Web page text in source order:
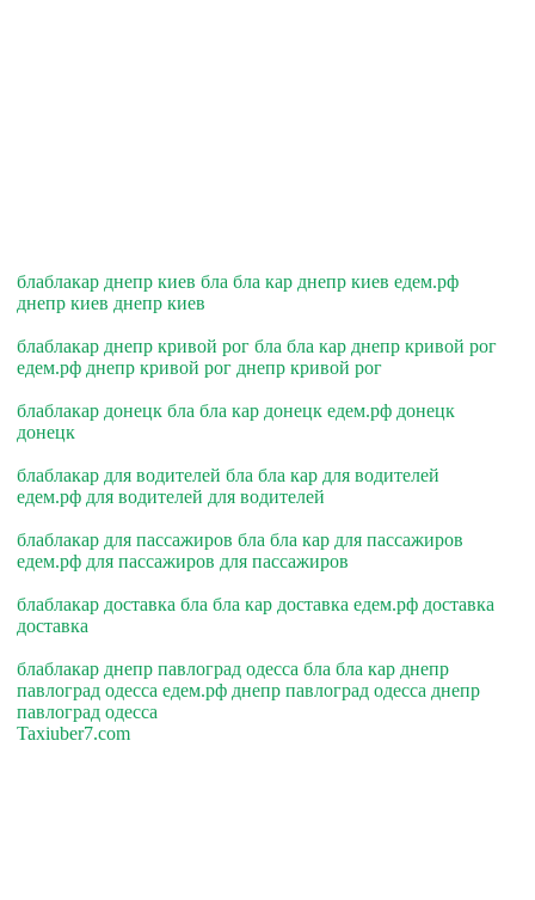
блаблакар днепр киев бла бла кар днепр киев едем.рф
днепр киев днепр киев
блаблакар днепр кривой рог бла бла кар днепр кривой рог
едем.рф днепр кривой рог днепр кривой рог
блаблакар донецк бла бла кар донецк едем.рф донецк
донецк
блаблакар для водителей бла бла кар для водителей
едем.рф для водителей для водителей
блаблакар для пассажиров бла бла кар для пассажиров
едем.рф для пассажиров для пассажиров
блаблакар доставка бла бла кар доставка едем.рф доставка
доставка
блаблакар днепр павлоград одесса бла бла кар днепр
павлоград одесса едем.рф днепр павлоград одесса днепр
павлоград одесса
Taxiuber7.com